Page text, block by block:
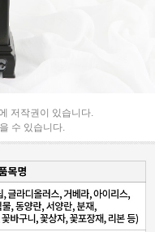
저작권이 있습니다.
수 있습니다.